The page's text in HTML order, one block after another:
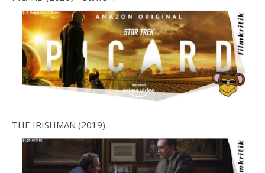
THE IRISHMAN (2019)